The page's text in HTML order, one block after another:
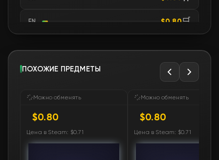
FN $0.80🛒
FN $0.80 🛒
FN $0.80
FN $0.80
FN $0.80🛒
ПОХОЖИЕ ПРЕДМЕТЫ
Можно обменять
$0.80
Цена в Steam: $0.71
Можно обменять
$0.80
Цена в Steam: $0.71